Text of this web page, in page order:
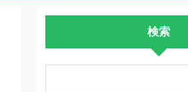
検索